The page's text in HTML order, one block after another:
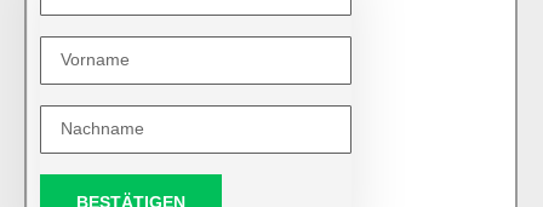
BESTÄTIGEN